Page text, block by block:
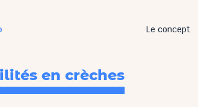
Le concept
en crèches